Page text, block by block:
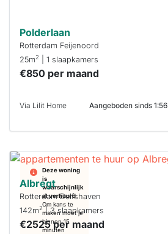
Polderlaan
Rotterdam Feijenoord
25m2 | 1 slaapkamers
€850 per maand
Via Lilit Home Aangeboden sinds 1:56
Deze woning
is
waarschijnlijk
al verhuurd
Om kans te
maken moet je
binnen 15
minuten
Albregt
Rotterdam Delfshaven
142m2| 3 slaapkamers
€2525 per maand